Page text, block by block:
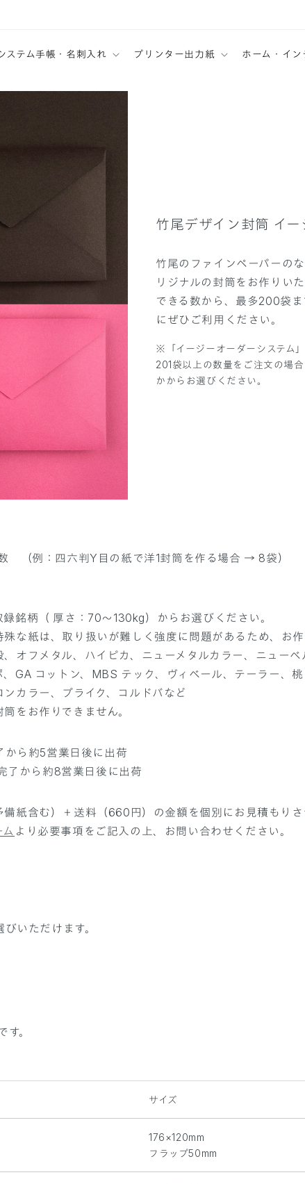
ステム手帳・名刺入れ プリンター出力紙 ホーム・イン
竹尾デザイン封筒 イ
竹尾のファインペーパーの
リジナルの封筒をお作りい
できる数から、最多200袋
にぜひご利用ください。
※「イージーオーダーシステム
201袋以上の数量をご注文の場合
かからお選びください。
（例：四六判Y目の紙で洋1封筒を作る場合 → 8袋）
銘柄（ 厚さ：70～130kg）からお選びください。
な紙は、取り扱いが難しく強度に問題があるため、お作
、オフメタル、ハイピカ、ニューメタルカラー、ニュー
、GA コットン、MBS テック、ヴィベール、テーラー、
カラー、プライク、コルドバなど
をお作りできません。
から約5営業日後に出荷
了から約8営業日後に出荷
紙含む）＋送料（660円）の金額を個別にお見積もりさ
より必要事項をご記入の上、お問い合わせください。
いただけます。
。
サイズ
176×120mm
フラップ50mm